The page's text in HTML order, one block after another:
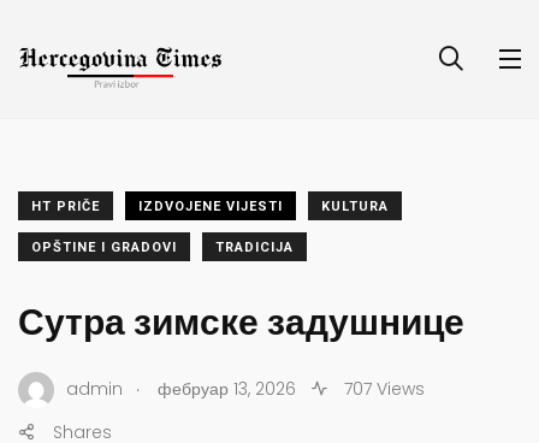
HT PRIČE IZDVOJENE VIJESTI KULTURA
OPŠTINE I GRADOVI TRADICIJA
Сутра зимске задушнице
admin . фебруар 13, 2026
707 Views
Shares